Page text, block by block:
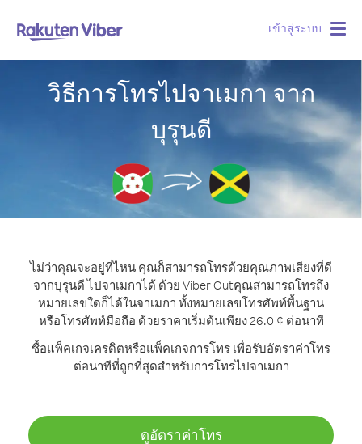
เข้าสู่ระบบ
วิธีการโทรไปจาเมกา จาก
บุรุนดี
ไม่ว่าคุณจะอยู่ที่ไหน คุณก็สามารถโทรด้วยคุณภาพเสียงที่ดี
จากบุรุนดี ไปจาเมกาได้ ด้วย Viber Outคุณสามารถโทรถึง
หมายเลขใดก็ได้ในจาเมกา ทั้งหมายเลขโทรศัพท์พื้นฐาน
หรือโทรศัพท์มือถือ ด้วยราคาเริ่มต้นเพียง 26.0 ¢ ต่อนาที
ซื้อแพ็คเกจเครดิตหรือแพ็คเกจการโทร เพื่อรับอัตราค่าโทร
ต่อนาทีที่ถูกที่สุดสำหรับการโทรไปจาเมกา
ดูอัตราค่าโทร